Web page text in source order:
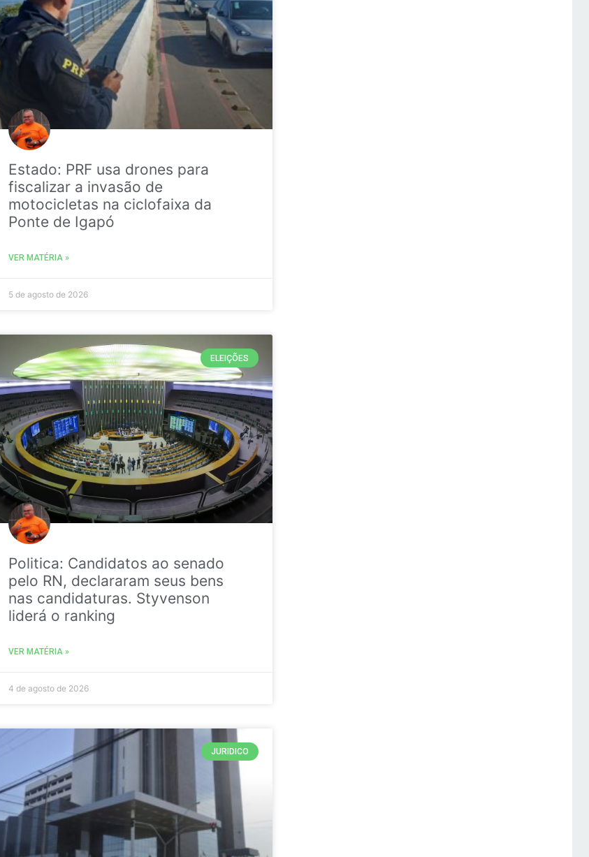
Estado: PRF usa drones para
fiscalizar a invasão de
motocicletas na ciclofaixa da
Ponte de Igapó
VER MATÉRIA »
5 de agosto de 2026
ELEIÇÕES
Politica: Candidatos ao senado
pelo RN, declararam seus bens
nas candidaturas. Styvenson
liderá o ranking
VER MATÉRIA »
4 de agosto de 2026
JURIDICO